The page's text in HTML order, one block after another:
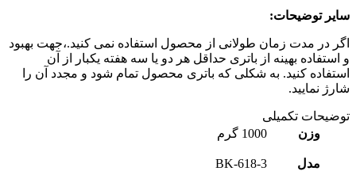
سایر توضیحات:
اگر در مدت زمان طولانی از محصول استفاده نمی کنید.،جهت بهبود
و استفاده بهینه از باتری حداقل هر دو یا سه هفته یکبار از آن
استفاده کنید. به شکلی که باتری محصول تمام شود و مجدد آن را
شارژ نمایید.
توضیحات تکمیلی
وزن
1000 گرم
مدل BK-618-3